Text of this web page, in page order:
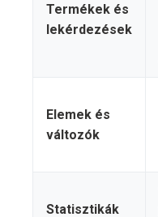
Termékek és
lekérdezések
Elemek és
változók
Statisztikák